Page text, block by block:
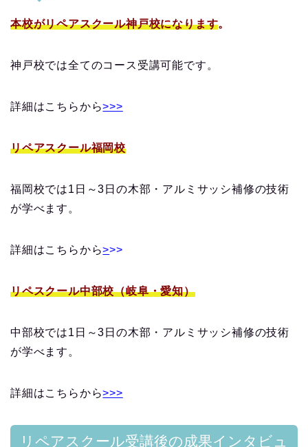
本校がリペアスクール神戸校になります。
神戸校では全てのコース受講可能です。
詳細はこちらから>>>
リペアスクール福岡校
福岡校では1日～3日の木部・アルミサッシ補修の技術
が学べます。
詳細はこちらから>>>
リペスクール中部校（岐阜・愛知）
中部校では1日～3日の木部・アルミサッシ補修の技術
が学べます。
詳細はこちらから>>>
リペアスクール受講後の成果インタビュ